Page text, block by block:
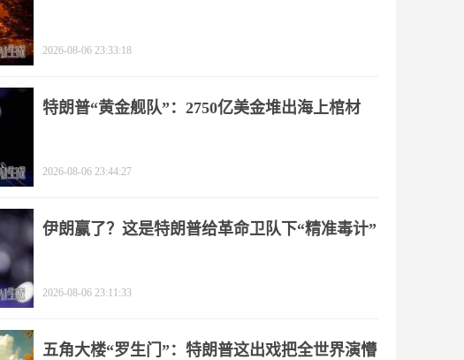
2026-08-06 23:33:18
特朗普“黄金舰队”：2750亿美金堆出海上棺材
2026-08-06 23:44:27
伊朗赢了？这是特朗普给革命卫队下“精准毒计”
2026-08-06 23:11:33
五角大楼“罗生门”：特朗普这出戏把全世界演懵